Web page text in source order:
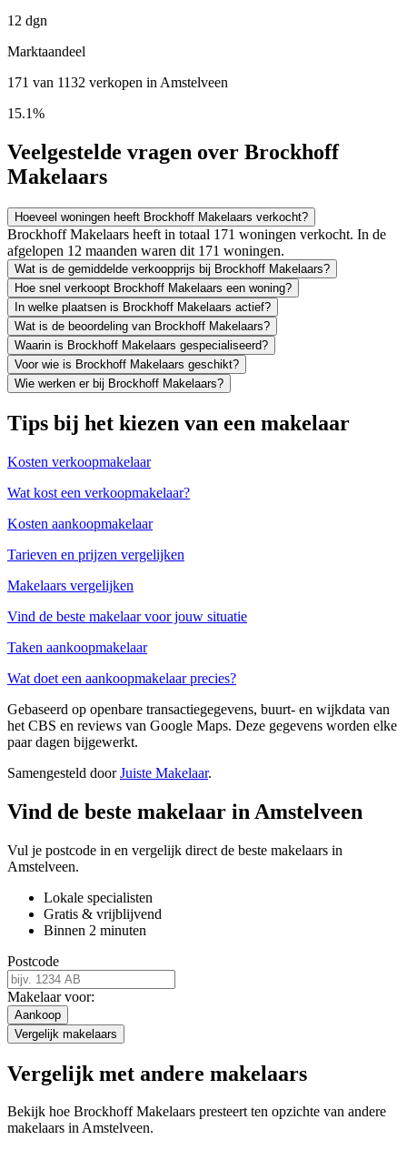
12 dgn
Marktaandeel
171 van 1132 verkopen in Amstelveen
15.1%
Veelgestelde vragen over Brockhoff
Makelaars
Hoeveel woningen heeft Brockhoff Makelaars verkocht?
Brockhoff Makelaars heeft in totaal 171 woningen verkocht. In de
afgelopen 12 maanden waren dit 171 woningen.
Wat is de gemiddelde verkoopprijs bij Brockhoff Makelaars?
Hoe snel verkoopt Brockhoff Makelaars een woning?
In welke plaatsen is Brockhoff Makelaars actief?
Wat is de beoordeling van Brockhoff Makelaars?
Waarin is Brockhoff Makelaars gespecialiseerd?
Voor wie is Brockhoff Makelaars geschikt?
Wie werken er bij Brockhoff Makelaars?
Tips bij het kiezen van een makelaar
Kosten verkoopmakelaar
Wat kost een verkoopmakelaar?
Kosten aankoopmakelaar
Tarieven en prijzen vergelijken
Makelaars vergelijken
Vind de beste makelaar voor jouw situatie
Taken aankoopmakelaar
Wat doet een aankoopmakelaar precies?
Gebaseerd op openbare transactiegegevens, buurt- en wijkdata van
het CBS en reviews van Google Maps. Deze gegevens worden elke
paar dagen bijgewerkt.
Samengesteld doorJuiste Makelaar.
Vind de beste makelaar in Amstelveen
Vul je postcode in en vergelijk direct de beste makelaars in
Amstelveen.
Lokale specialisten
Gratis & vrijblijvend
Binnen 2 minuten
Postcode
Makelaar voor:
Aankoop
Vergelijk makelaars
Vergelijk met andere makelaars
Bekijk hoe Brockhoff Makelaars presteert ten opzichte van andere
makelaars in Amstelveen.